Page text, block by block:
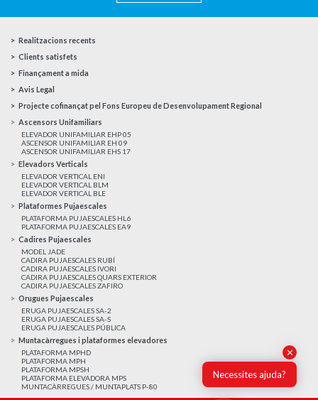
Realitzacions recents
Clients satisfets
Finançament a mida
Avis Legal
Projecte cofinançat pel Fons Europeu de Desenvolupament Regional
Ascensors Unifamiliars
ELEVADOR UNIFAMILIAR EHP 05
ASCENSOR UNIFAMILIAR EH 09
ASCENSOR UNIFAMILIAR EHS 17
Elevadors Verticals
ELEVADOR VERTICAL ENI
ELEVADOR VERTICAL BLM
ELEVADOR VERTICAL BLE
Plataformes Pujaescales
PLATAFORMA PUJAESCALES HL6
PLATAFORMA PUJAESCALES EA9
Cadires Pujaescales
MODEL JADE
CADIRA PUJAESCALES RUBÍ
CADIRA PUJAESCALES IVORI
CADIRA PUJAESCALES QUARS EXTERIOR
CADIRA PUJAESCALES ZAFIRO
Orugues Pujaescales
ERUGA PUJAESCALES SA-2
ERUGA PUJAESCALES SA-S
ERUGA PUJAESCALES PÚBLICA
Muntacàrregues i plataformes elevadores
PLATAFORMA MPHD
PLATAFORMA MPH
PLATAFORMA MPSH
PLATAFORMA ELEVADORA MPS
MUNTACÀRREGUES / MUNTAPLATS P-80
✕
Necessites ajuda?